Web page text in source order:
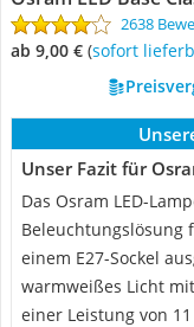
2638
ab 9,00 € ( Sofort
Unser Fazit für
Das Osram LED-
Beleuchtungslösung
einem E27-Sockel
warmweißes Licht
einer Leistung von